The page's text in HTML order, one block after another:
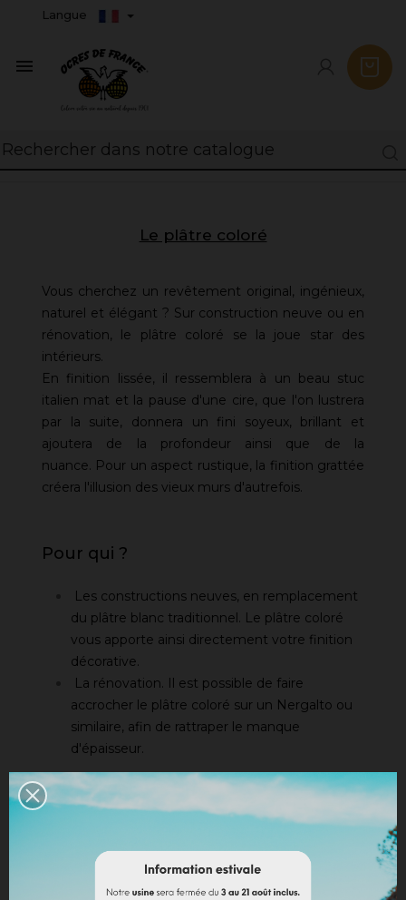
Langue

Le plâtre coloré
Vous cherchez un revêtement original, ingénieux,
naturel et élégant ? Sur construction neuve ou en
rénovation, le plâtre coloré se la joue star des
intérieurs.
En finition lissée, il ressemblera à un beau stuc
italien mat et la pause d'une cire, que l'on lustrera
par la suite, donnera un fini soyeux, brillant et
ajoutera de la profondeur ainsi que de la
nuance. Pour un aspect rustique, la finition grattée
créera l'illusion des vieux murs d'autrefois.
Pour qui ?
Les constructions neuves, en remplacement
du plâtre blanc traditionnel. Le plâtre coloré
vous apporte ainsi directement votre finition
décorative.
La rénovation. Il est possible de faire
accrocher le plâtre coloré sur un Nergalto ou
similaire, afin de rattraper le manque
d'épaisseur.
18 teintes pour la finition grattée - 30 teintes pour
la finition lissée / disponible en sacs de 25 kg -
Boutique